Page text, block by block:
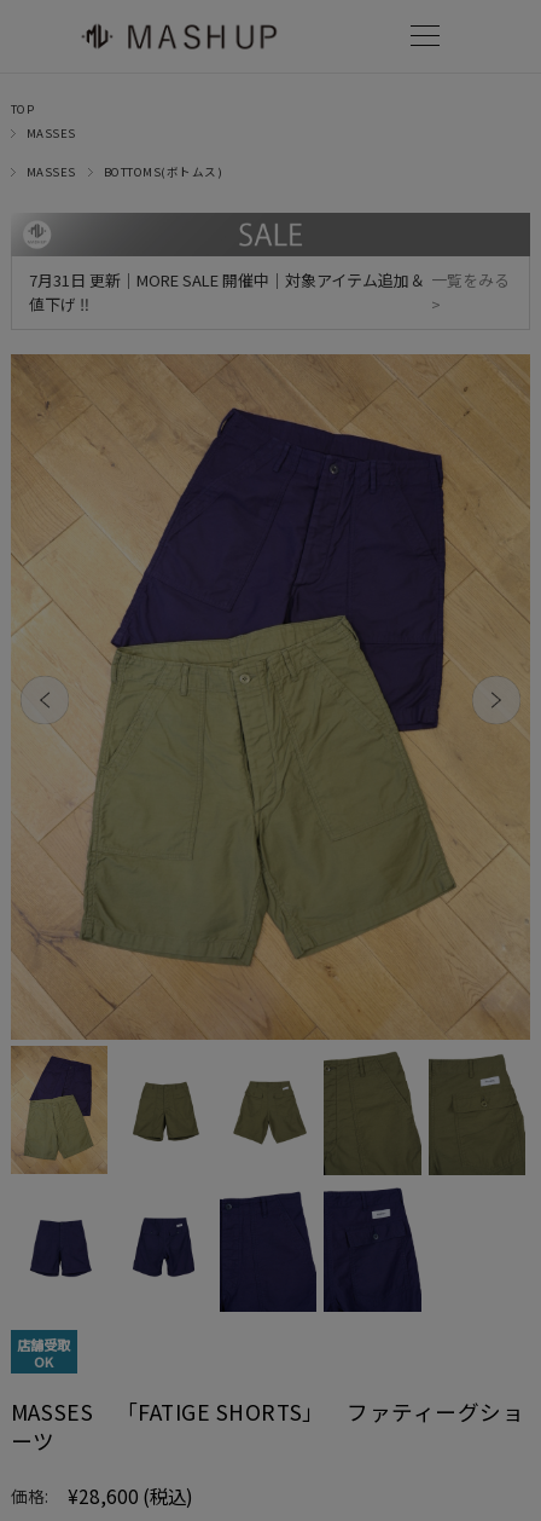
TOP
MASSES
MASSES BOTTOMS(ボトムス)
7月31日 更新｜MORE SALE 開催中｜対象アイテム追加＆
値下げ ‼
一覧をみる
>
店舗受取
OK
MASSES 「FATIGE SHORTS」 ファティーグショ
ーツ
価格: ¥28,600 (税込)